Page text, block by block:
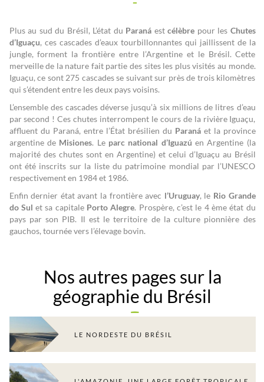
Plus au sud du Brésil, L’état du Paraná est célèbre pour les Chutes
d’Iguaçu, ces cascades d’eaux tourbillonnantes qui jaillissent de la
jungle, forment la frontière entre l’Argentine et le Brésil. Cette
merveille de la nature fait partie des sites les plus visités au monde.
Iguaçu, ce sont 275 cascades se suivant sur près de trois kilomètres
qui s’étendent entre les deux pays voisins.
L’ensemble des cascades déverse jusqu’à six millions de litres d’eau
par second ! Ces chutes interrompent le cours de la rivière Iguaçu,
affluent du Paraná, entre l’État brésilien du Paranáet la province
argentine de Misiones. Le parc national d’Iguazú en Argentine (la
majorité des chutes sont en Argentine) et celui d’Iguaçu au Brésil
ont été inscrits sur la liste du patrimoine mondial par l’UNESCO
respectivement en 1984 et 1986.
Enfin dernier état avant la frontière avec l’Uruguay, le Rio Grande
do Sul et sa capitale Porto Alegre. Prospère, c’est le 4 ème état du
pays par son PIB. Il est le territoire de la culture pionnière des
gauchos, tournée vers l’élevage bovin.
Nos autres pages sur la
géographie du Brésil
LE NORDESTE DU BRÉSIL